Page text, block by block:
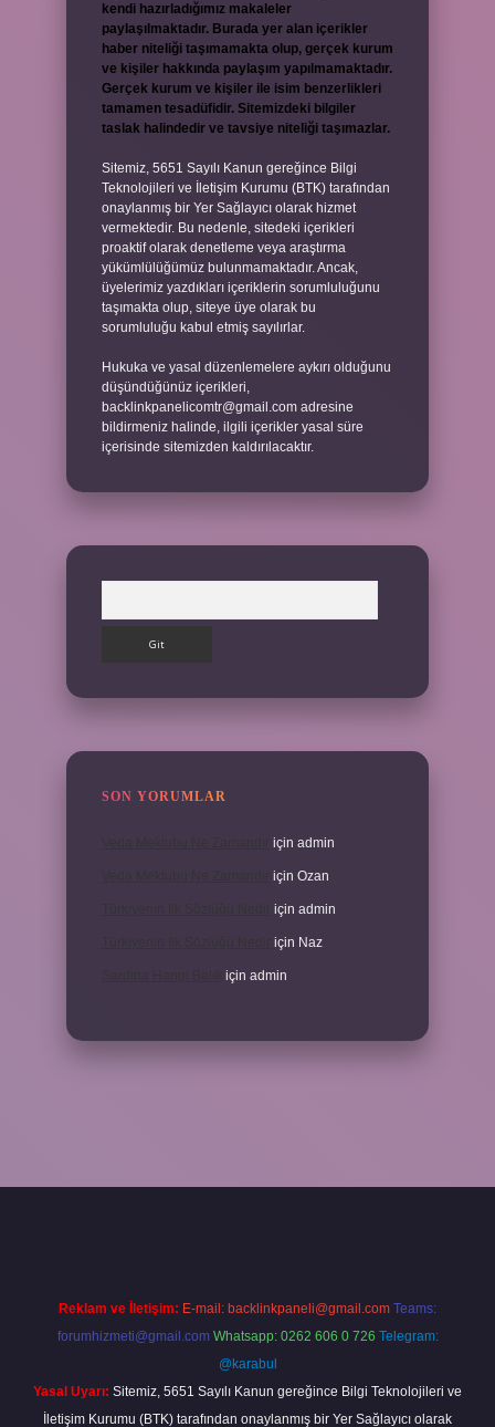
kendi hazırladığımız makaleler
paylaşılmaktadır. Burada yer alan içerikler
haber niteliği taşımamakta olup, gerçek kurum
ve kişiler hakkında paylaşım yapılmamaktadır.
Gerçek kurum ve kişiler ile isim benzerlikleri
tamamen tesadüfidir. Sitemizdeki bilgiler
taslak halindedir ve tavsiye niteliği taşımazlar.
Sitemiz, 5651 Sayılı Kanun gereğince Bilgi
Teknolojileri ve İletişim Kurumu (BTK) tarafından
onaylanmış bir Yer Sağlayıcı olarak hizmet
vermektedir. Bu nedenle, sitedeki içerikleri
proaktif olarak denetleme veya araştırma
yükümlülüğümüz bulunmamaktadır. Ancak,
üyelerimiz yazdıkları içeriklerin sorumluluğunu
taşımakta olup, siteye üye olarak bu
sorumluluğu kabul etmiş sayılırlar.
Hukuka ve yasal düzenlemelere aykırı olduğunu
düşündüğünüz içerikleri,
backlinkpanelicomtr@gmail.com adresine
bildirmeniz halinde, ilgili içerikler yasal süre
içerisinde sitemizden kaldırılacaktır.
SON YORUMLAR
için admin
için Ozan
için admin
için Naz
için admin
Reklam ve İletişim: E-mail: backlinkpaneli@gmail.com Teams:
forumhizmeti@gmail.com Whatsapp: 0262 606 0 726 Telegram:
@karabul
Yasal Uyarı: Sitemiz, 5651 Sayılı Kanun gereğince Bilgi Teknolojileri ve
İletişim Kurumu (BTK) tarafından onaylanmış bir Yer Sağlayıcı olarak